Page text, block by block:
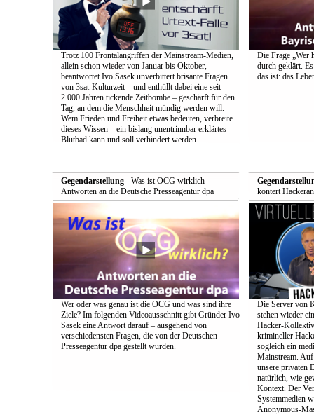
Trotz 100 Frontalangriffen der Mainstream-Medien,
allein schon wieder von Januar bis Oktober,
beantwortet Ivo Sasek unverbittert brisante Fragen
von 3sat-Kulturzeit – und enthüllt dabei eine seit
2.000 Jahren tickende Zeitbombe – geschärft für den
Tag, an dem die Menschheit mündig werden will.
Wem Frieden und Freiheit etwas bedeuten, verbreite
dieses Wissen – ein bislang unentrinnbar erklärtes
Blutbad kann und soll verhindert werden.
Die Frage „Wer
durch geklärt.
das ist: das
Gegendarstellung- Was ist OCG wirklich -
Antworten an die Deutsche Presseagentur dpa
Wer oder was genau ist die OCG und was sind ihre
Ziele? Im folgenden Videoausschnitt gibt Gründer Ivo
Sasek eine Antwort darauf – ausgehend von
verschiedensten Fragen, die von der Deutschen
Presseagentur dpa gestellt wurden.
kontert
Die Server von
stehen wieder
Hacker-
krimineller
sogleich ein
Mainstream. Auf
unsere privaten
natürlich, wie
Kontext. Der
Systemmedien
Anonymous-